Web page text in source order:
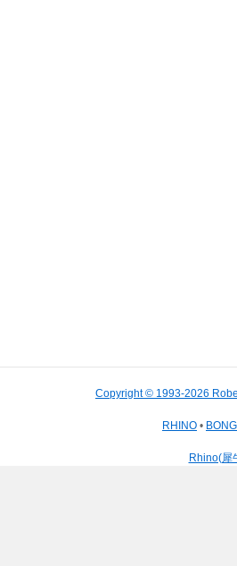
Copyright © 1993-2026
RHINO •
Rhino(犀